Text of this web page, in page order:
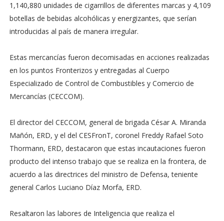
1,140,880 unidades de cigarrillos de diferentes marcas y 4,109
botellas de bebidas alcohólicas y energizantes, que serían
introducidas al país de manera irregular.
Estas mercancías fueron decomisadas en acciones realizadas
en los puntos Fronterizos y entregadas al Cuerpo
Especializado de Control de Combustibles y Comercio de
Mercancías (CECCOM).
El director del CECCOM, general de brigada César A. Miranda
Mañón, ERD, y el del CESFronT, coronel Freddy Rafael Soto
Thormann, ERD, destacaron que estas incautaciones fueron
producto del intenso trabajo que se realiza en la frontera, de
acuerdo a las directrices del ministro de Defensa, teniente
general Carlos Luciano Díaz Morfa, ERD.
Resaltaron las labores de Inteligencia que realiza el